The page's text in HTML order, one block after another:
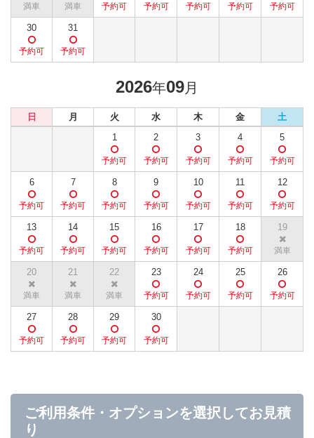
30 31
2026年09月
日 月 火 水 木 金
土
1
2 3 4 5
6 7 8 9 10 11 12
13 14 15 16 17 18 19
20 21 22 23 24 25 26
27 28 29 30
ご利用条件・オプションを選択してお見積
り